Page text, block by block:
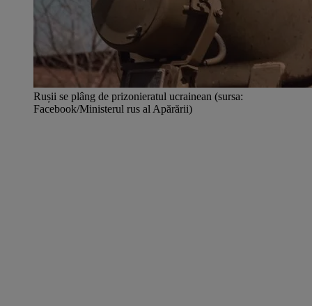
Rușii se plâng de prizonieratul ucrainean (sursa:
Facebook/Ministerul rus al Apărării)